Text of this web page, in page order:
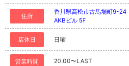
住所
香川県高松市古馬場町9-24
AKBビル 5F
店休日 日曜
営業時間 20:00〜LAST